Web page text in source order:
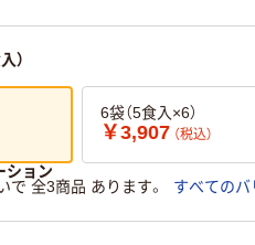
）
6袋（5食入×6）
￥3,907 （税込）
ション
いで 全3商品 あります。
すべてのバ